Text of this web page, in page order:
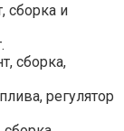
сборка и
сборка,
регулятор